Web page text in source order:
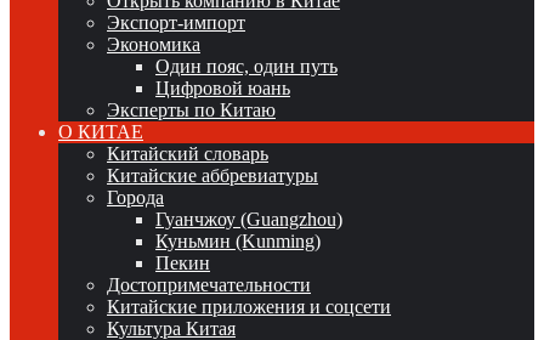
Экспорт-импорт
Экономика
Один пояс, один путь
Цифровой юань
Эксперты по Китаю
О КИТАЕ
Китайский словарь
Китайские аббревиатуры
Города
Гуанчжоу (Guangzhou)
Куньмин (Kunming)
Пекин
Достопримечательности
Китайские приложения и соцсети
Культура Китая